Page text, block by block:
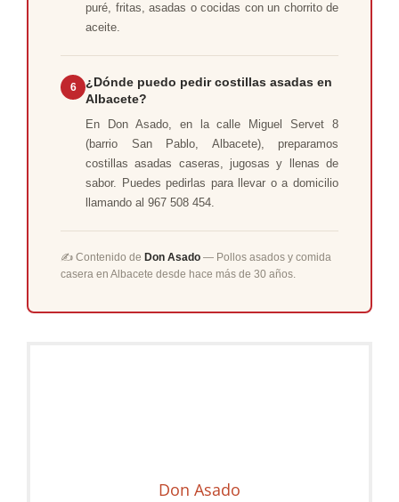
puré, fritas, asadas o cocidas con un chorrito de
aceite.
6
¿Dónde puedo pedir costillas asadas en
Albacete?
En Don Asado, en la calle Miguel Servet 8
(barrio San Pablo, Albacete), preparamos
costillas asadas caseras, jugosas y llenas de
sabor. Puedes pedirlas para llevar o a domicilio
llamando al 967 508 454.
✍️ Contenido de Don Asado — Pollos asados y comida
casera en Albacete desde hace más de 30 años.
Don Asado